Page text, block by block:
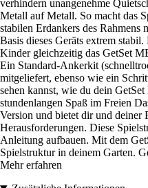
verhindern unangenehme
Metall auf Metall. So macht das
stabilen Erdankers des
Basis dieses Geräts extrem
Kinder gleichzeitig das GetSet
Ein Standard-Ankerkit
mitgeliefert, ebenso wie ein
sehen kannst, wie du dein
stundenlangen Spaß im Freien
Version und bietet dir und deiner
Herausforderungen. Diese
Anleitung aufbauen. Mit dem
Spielstruktur in deinem Garten.
Mehr erfahren